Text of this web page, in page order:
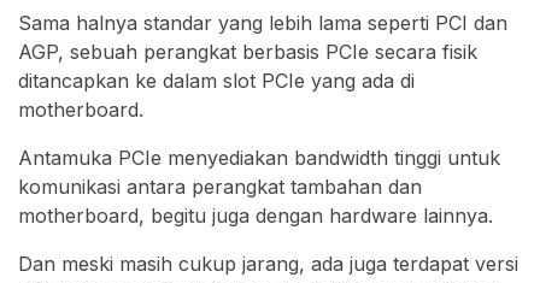
Sama halnya standar yang lebih lama seperti PCI dan
AGP, sebuah perangkat berbasis PCIe secara fisik
ditancapkan ke dalam slot PCIe yang ada di
motherboard.
Antamuka PCIe menyediakan bandwidth tinggi untuk
komunikasi antara perangkat tambahan dan
motherboard, begitu juga dengan hardware lainnya.
Dan meski masih cukup jarang, ada juga terdapat versi